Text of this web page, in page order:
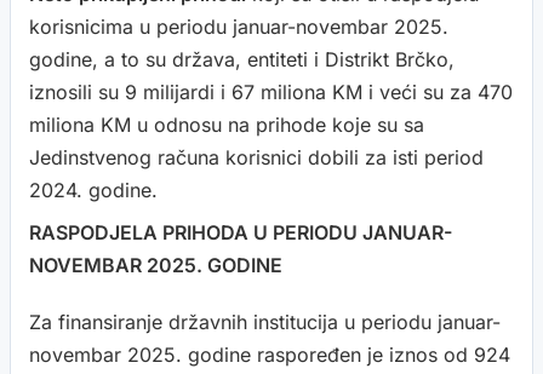
korisnicima u periodu januar-novembar 2025.
godine, a to su država, entiteti i Distrikt Brčko,
iznosili su 9 milijardi i 67 miliona KM i veći su za 470
miliona KM u odnosu na prihode koje su sa
Jedinstvenog računa korisnici dobili za isti period
2024. godine.
RASPODJELA PRIHODA U PERIODU JANUAR-
NOVEMBAR 2025. GODINE
Za finansiranje državnih institucija u periodu januar-
novembar 2025. godine raspoređen je iznos od 924